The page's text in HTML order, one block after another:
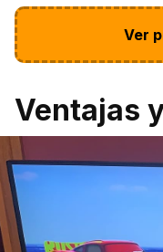
Ver
Ventajas